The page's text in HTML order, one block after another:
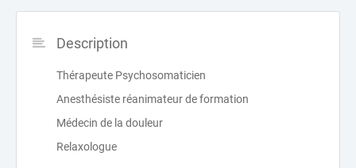
Description
Thérapeute Psychosomaticien
Anesthésiste réanimateur de formation
Médecin de la douleur
Relaxologue